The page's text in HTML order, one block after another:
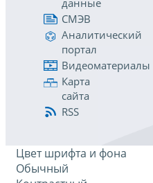
данные
СМЭВ
Аналитический
портал
Видеоматериалы
Карта
сайта
RSS
Цвет шрифта и фона
Обычный